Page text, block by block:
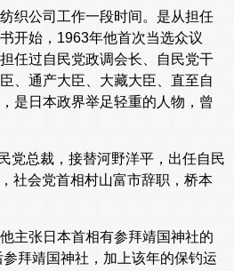
织公司工作一段时间。是从担任
开始，1963年他首次当选众议
任过自民党政调会长、自民党干
、通产大臣、大藏大臣、直至自
是日本政界举足轻重的人物，曾
党总裁，接替河野洋平，出任自民
社会党首相村山富市辞职，桥本
主张日本首相有参拜靖国神社的
拜靖国神社，加上该年的保钓运